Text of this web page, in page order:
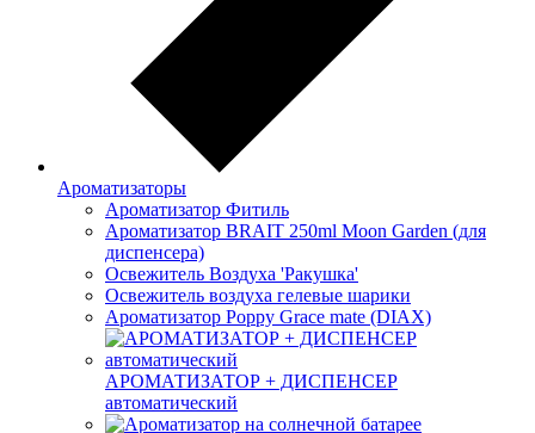
Ароматизаторы
Ароматизатор Фитиль
Ароматизатор BRAIT 250ml Moon Garden (для
диспенсера)
Освежитель Воздуха 'Ракушка'
Освежитель воздуха гелевые шарики
Ароматизатор Poppy Grace mate (DIAX)
АРОМАТИЗАТОР + ДИСПЕНСЕР
автоматический